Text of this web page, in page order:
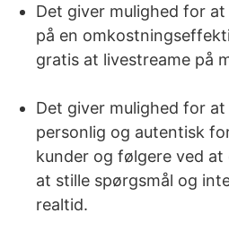
Det giver mulighed for
på en
gratis at livestreame på
Det giver mulighed for
personlig og autentisk
kunder og følgere ved
at stille spørgsmål og
realtid.